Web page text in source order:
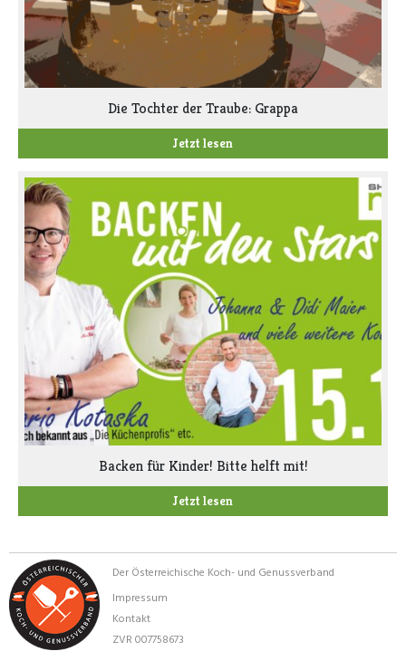
Die Tochter der Traube: Grappa
Jetzt lesen
Backen für Kinder! Bitte helft mit!
Jetzt lesen
Der Österreichische Koch- und Genussverband
Impressum
Kontakt
ZVR 007758673